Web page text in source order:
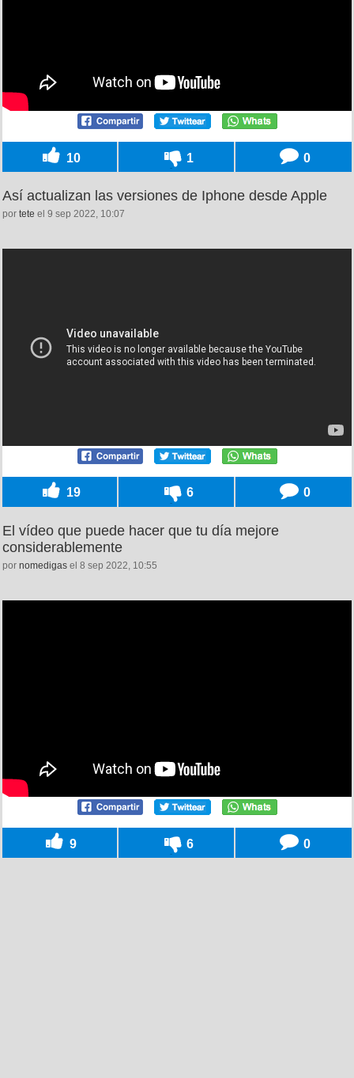
10 1 0
Así actualizan las versiones de Iphone desde Apple
por tete el 9 sep 2022, 10:07
19 6 0
El vídeo que puede hacer que tu día mejore
considerablemente
por nomedigas el 8 sep 2022, 10:55
9 6 0